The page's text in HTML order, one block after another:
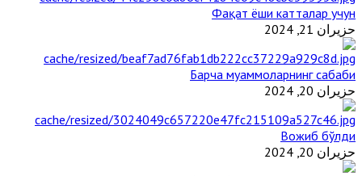
Фақат ёши катталар учун
حزيران 21, 2024
Барча муаммоларнинг сабаби
حزيران 20, 2024
Вожиб бўлди
حزيران 20, 2024